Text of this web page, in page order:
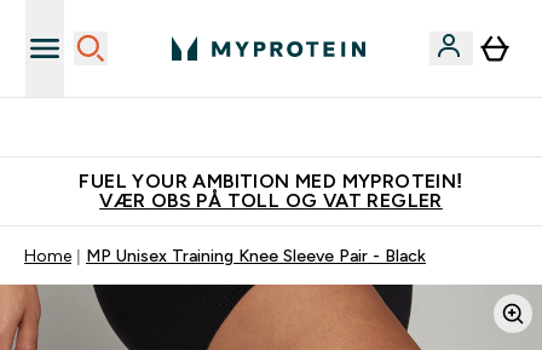
FUEL YOUR AMBITION MED MYPROTEIN!
VÆR OBS PÅ TOLL OG VAT REGLER
Home MP Unisex Training Knee Sleeve Pair - Black